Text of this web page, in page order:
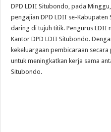
DPD LDII Situbondo, pada
pengajian DPD LDII se-
daring di tujuh titik. Pengurus LDII
Kantor DPD LDII Situbondo.
kekeluargaan pembicaraan
untuk meningkatkan kerja sama
Situbondo.